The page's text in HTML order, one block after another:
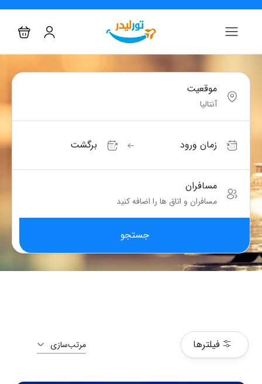
موقعیت
زمان ورود برگشت
مسافران
مسافران و اتاق ها را اضافه کنید
جستجو
فیلترها مرتب‌سازی